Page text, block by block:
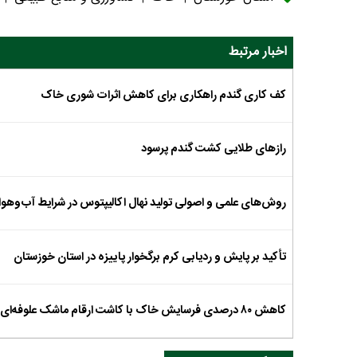
اخبار مرتبط
کف کاری گندم راهکاری برای کاهش اثرات شوری خاک
رازهای طلایی کشت گندم پرسود
روش‌های علمی و اصولی تولید نهال اکالیپتوس در شرایط
تأکید بر پایش و ردیابی کرم برگخوار پاییزه در استان خوزستان
کاهش ۸۰ درصدی فرسایش خاک با کاشت ارقام ماشک علوفه‌ای